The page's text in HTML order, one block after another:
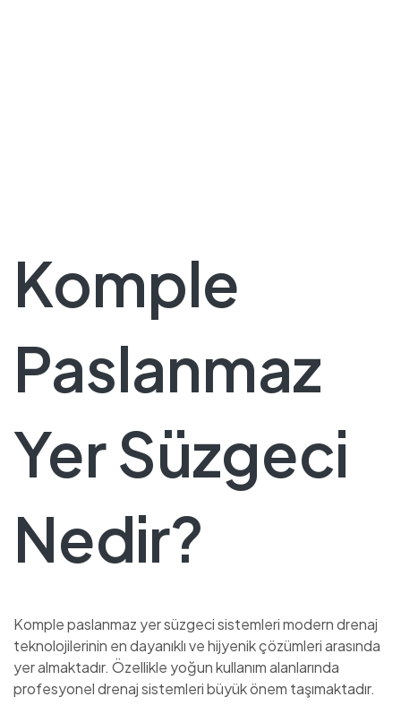
Komple
Paslanmaz
Yer Süzgeci
Nedir?
Komple paslanmaz yer süzgeci sistemleri modern drenaj
teknolojilerinin en dayanıklı ve hijyenik çözümleri arasında
yer almaktadır. Özellikle yoğun kullanım alanlarında
profesyonel drenaj sistemleri büyük önem taşımaktadır.